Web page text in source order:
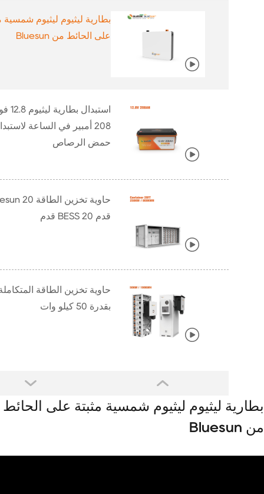
بطارية ليثيوم ليثيوم شمسية مثبتة
على الحائط من Bluesun
استبدال بطارية ليثيوم 12.8 فولت
208 أمبير في الساعة لاستبدال
حمض الرصاص
حاوية تخزين الطاقة Bluesun 20
حاوية تخزين الطاقة المتكاملة
بقدرة 50 كيلو وات
ليثيوم ليثيوم شمسية مثبتة على الحائط